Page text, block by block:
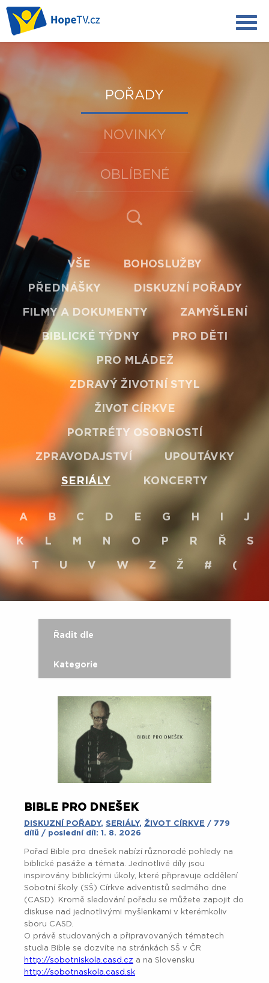
POŘADY
NOVINKY
OBLÍBENÉ
VŠE BOHOSLUŽBY
PŘEDNÁŠKY DISKUZNÍ POŘADY
FILMY A DOKUMENTY ZAMYŠLENÍ
BIBLICKÉ TÝDNY PRO DĚTI
PRO MLÁDEŽ
ZDRAVÝ ŽIVOTNÍ STYL
ŽIVOT CÍRKVE
PORTRÉTY OSOBNOSTÍ
ZPRAVODAJSTVÍ UPOUTÁVKY
SERIÁLY KONCERTY
A B C D E G H J
K L M N O P R Ř S
T U V W Z Ž # (
Řadit dle
Kategorie
BIBLE PRO DNEŠEK
DISKUZNÍ POŘADY, SERIÁLY, ŽIVOT CÍRKVE / 779
dílů / poslední díl: 1. 8. 2026
Pořad Bible pro dnešek nabízí různorodé pohledy na
biblické pasáže a témata. Jednotlivé díly jsou
inspirovány biblickými úkoly, které připravuje oddělení
Sobotní školy (SŠ) Církve adventistů sedmého dne
(CASD). Kromě sledování pořadu se můžete zapojit do
diskuse nad jednotlivými myšlenkami v kterémkoliv
sboru CASD.
O právě studovaných a připravovaných tématech
studia Bible se dozvíte na stránkách SŠ v ČR
http://sobotniskola.casd.cz a na Slovensku
http://sobotnaskola.casd.sk